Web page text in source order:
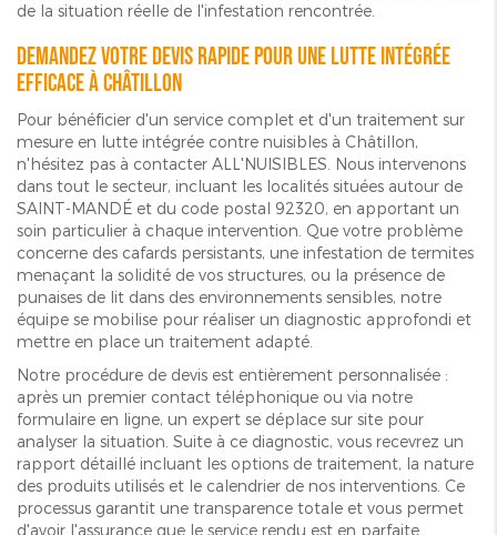
de la situation réelle de l'infestation rencontrée.
Demandez votre devis rapide pour une lutte intégrée
efficace à Châtillon
Pour bénéficier d'un service complet et d'un traitement sur
mesure en lutte intégrée contre nuisibles à Châtillon,
n'hésitez pas à contacter ALL'NUISIBLES. Nous intervenons
dans tout le secteur, incluant les localités situées autour de
SAINT-MANDÉ et du code postal 92320, en apportant un
soin particulier à chaque intervention. Que votre problème
concerne des cafards persistants, une infestation de termites
menaçant la solidité de vos structures, ou la présence de
punaises de lit dans des environnements sensibles, notre
équipe se mobilise pour réaliser un diagnostic approfondi et
mettre en place un traitement adapté.
Notre procédure de devis est entièrement personnalisée :
après un premier contact téléphonique ou via notre
formulaire en ligne, un expert se déplace sur site pour
analyser la situation. Suite à ce diagnostic, vous recevrez un
rapport détaillé incluant les options de traitement, la nature
des produits utilisés et le calendrier de nos interventions. Ce
processus garantit une transparence totale et vous permet
d'avoir l'assurance que le service rendu est en parfaite